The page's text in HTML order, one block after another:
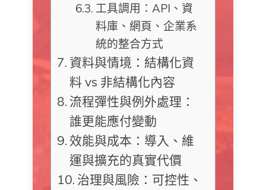
工具調用：API、資
料庫、網頁、企業系
統的整合方式
資料與情境：結構化資
料 vs 非結構化內容
流程彈性與例外處理：
誰更能應付變動
效能與成本：導入、維
運與擴充的真實代價
治理與風險：可控性、